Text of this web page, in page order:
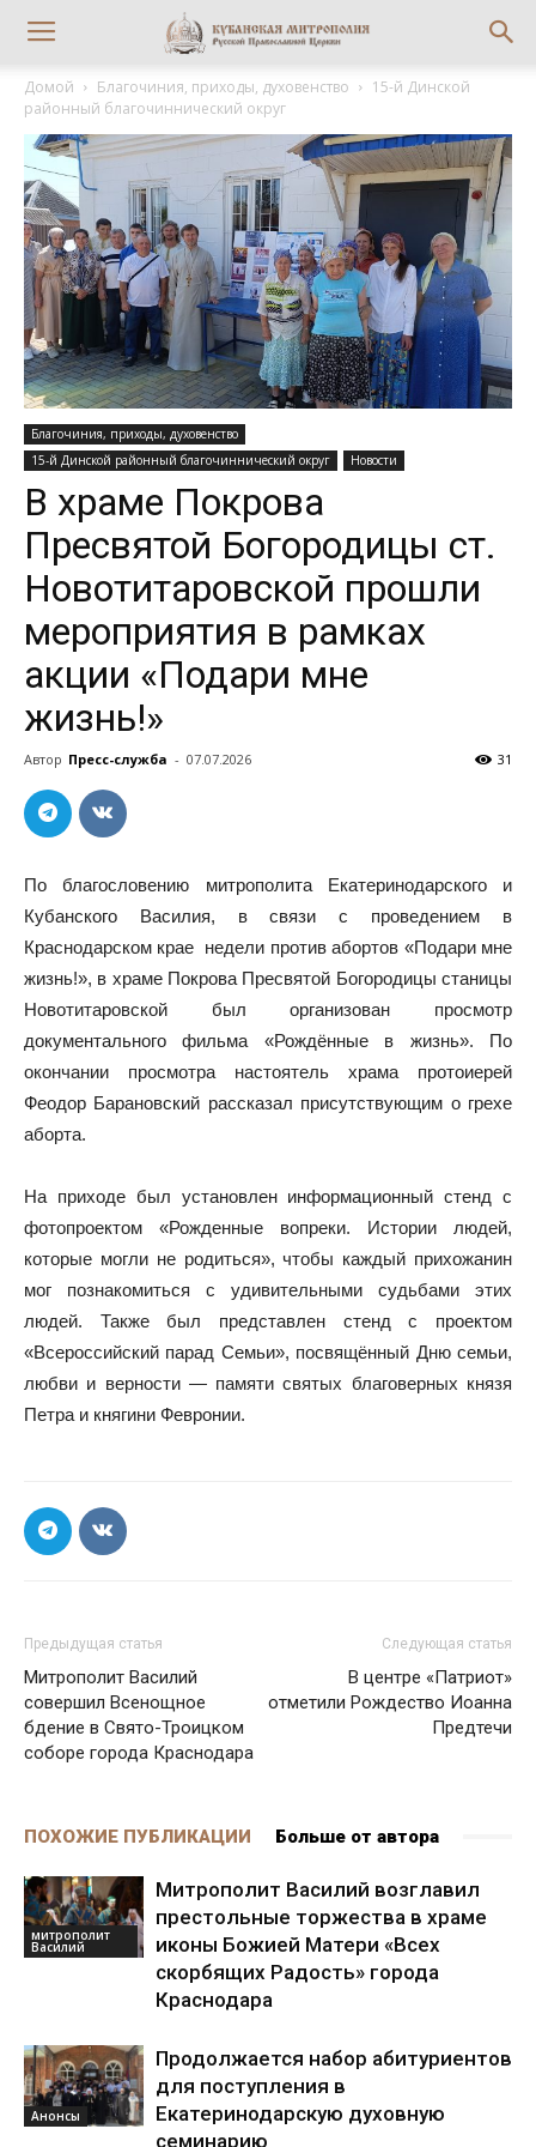
Домой Благочиния, приходы, духовенство
15-й Динской
районный благочиннический округ
Благочиния, приходы, духовенство
15-й Динской районный благочиннический округ
Новости
В храме Покрова
Пресвятой Богородицы ст.
Новотитаровской прошли
мероприятия в рамках
акции «Подари мне
жизнь!»
Автор Пресс-служба - 07.07.2026 31
По благословению митрополита Екатеринодарского и
Кубанского Василия, в связи с проведением в
Краснодарском крае недели против абортов «Подари мне
жизнь!», в храме Покрова Пресвятой Богородицы станицы
Новотитаровской был организован просмотр
документального фильма «Рождённые в жизнь». По
окончании просмотра настоятель храма протоиерей
Феодор Барановский рассказал присутствующим о грехе
аборта.
На приходе был установлен информационный стенд с
фотопроектом «Рожденные вопреки. Истории людей,
которые могли не родиться», чтобы каждый прихожанин
мог познакомиться с удивительными судьбами этих
людей. Также был представлен стенд с проектом
«Всероссийский парад Семьи», посвящённый Дню семьи,
любви и верности — памяти святых благоверных князя
Петра и княгини Февронии.
Предыдущая статья
Митрополит Василий
совершил Всенощное
бдение в Свято-Троицком
соборе города Краснодара
Следующая статья
В центре «Патриот»
отметили Рождество Иоанна
Предтечи
ПОХОЖИЕ ПУБЛИКАЦИИ Больше от автора
митрополит
Василий
Митрополит Василий возглавил
престольные торжества в храме
иконы Божией Матери «Всех
скорбящих Радость» города
Краснодара
Анонсы
Продолжается набор абитуриентов
для поступления в
Екатеринодарскую духовную
семинарию